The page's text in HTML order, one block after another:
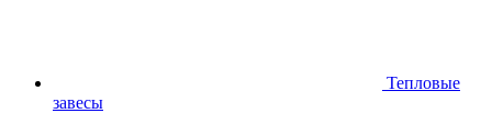
Тепловые
завесы